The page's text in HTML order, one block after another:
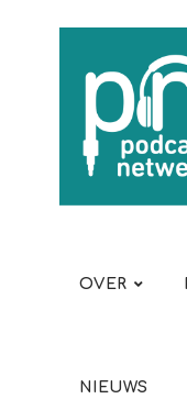
OVER
NIEUWS